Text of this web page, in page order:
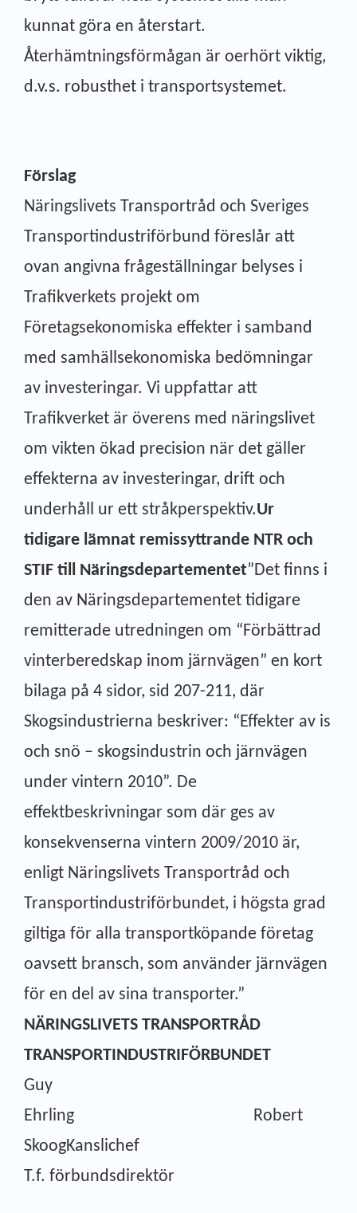
kunnat göra en återstart.
Återhämtningsförmågan är oerhört viktig,
d.v.s. robusthet i transportsystemet.
Förslag
Näringslivets Transportråd och Sveriges
Transportindustriförbund föreslår att
ovan angivna frågeställningar belyses i
Trafikverkets projekt om
Företagsekonomiska effekter i samband
med samhällsekonomiska bedömningar
av investeringar. Vi uppfattar att
Trafikverket är överens med näringslivet
om vikten ökad precision när det gäller
effekterna av investeringar, drift och
underhåll ur ett stråkperspektiv.Ur
tidigare lämnat remissyttrande NTR och
STIF till Näringsdepartementet”Det finns i
den av Näringsdepartementet tidigare
remitterade utredningen om “Förbättrad
vinterberedskap inom järnvägen” en kort
bilaga på 4 sidor, sid 207-211, där
Skogsindustrierna beskriver: “Effekter av is
och snö – skogsindustrin och järnvägen
under vintern 2010”. De
effektbeskrivningar som där ges av
konsekvenserna vintern 2009/2010 är,
enligt Näringslivets Transportråd och
Transportindustriförbundet, i högsta grad
giltiga för alla transportköpande företag
oavsett bransch, som använder järnvägen
för en del av sina transporter.”
NÄRINGSLIVETS TRANSPORTRÅD
TRANSPORTINDUSTRIFÖRBUNDET
Guy
Ehrling Robert
SkoogKanslichef
T.f. förbundsdirektör